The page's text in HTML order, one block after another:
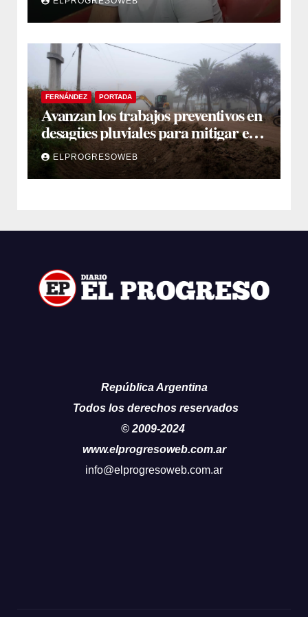
FERNÁNDEZ PORTADA
Avanzan los trabajos preventivos en
desagües pluviales para mitigar el
impacto de la temporada de lluvias
ELPROGRESOWEB
República Argentina
Todos los derechos reservados
© 2009-2024
www.elprogresoweb.com.ar
info@elprogresoweb.com.ar